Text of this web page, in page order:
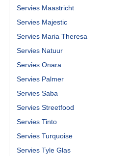
Servies Maastricht
Servies Majestic
Servies Maria Theresa
Servies Natuur
Servies Onara
Servies Palmer
Servies Saba
Servies Streetfood
Servies Tinto
Servies Turquoise
Servies Tyle Glas